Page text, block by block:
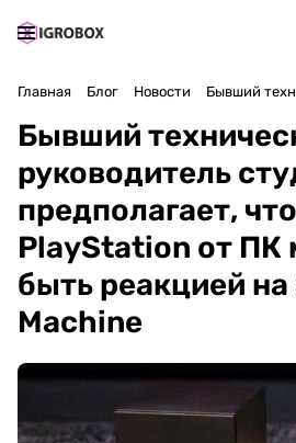
Главная Блог Новости Бывший
Бывший
руководитель
предполагает,
PlayStation от ПК
быть реакцией на
Machine